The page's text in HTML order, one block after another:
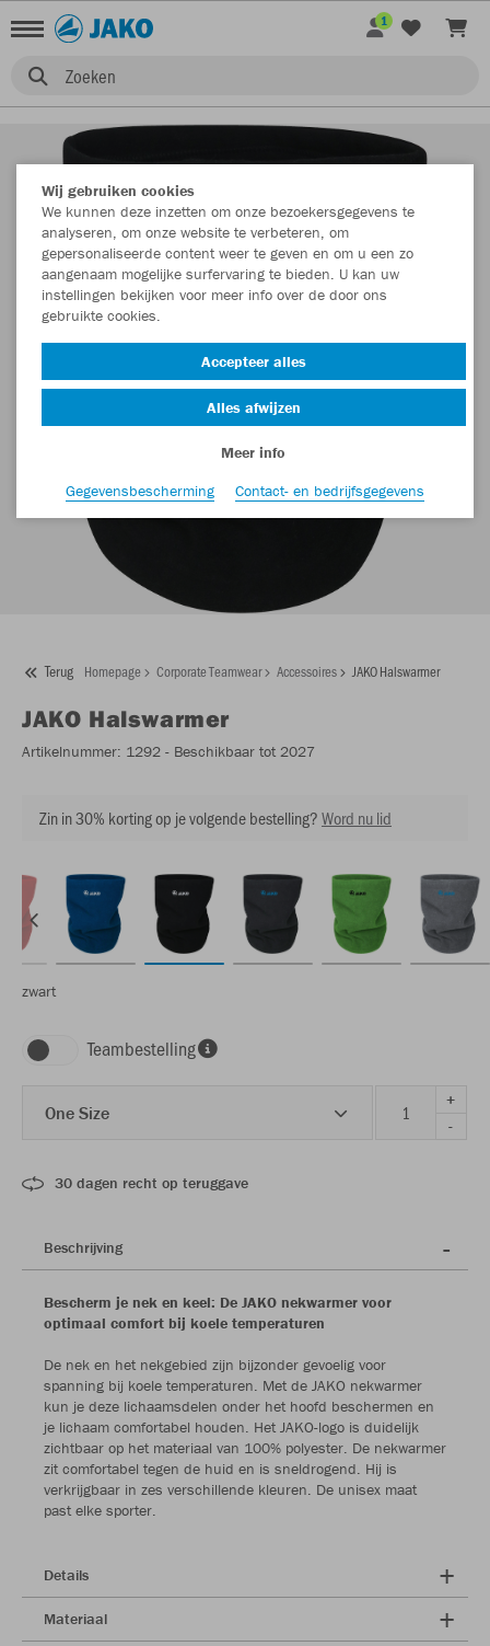
Zoeken
1
Terug Homepage Corporate Teamwear Accessoires JAKO Halswarmer
JAKO Halswarmer
Artikelnummer: 1292 - Beschikbaar tot 2027
Zin in 30% korting op je volgende bestelling?Word nu lid
zwart
Teambestelling
One Size
+
-
30 dagen recht op teruggave
Beschrijving
Bescherm je nek en keel: De JAKO nekwarmer voor
optimaal comfort bij koele temperaturen
De nek en het nekgebied zijn bijzonder gevoelig voor
spanning bij koele temperaturen. Met de JAKO nekwarmer
kun je deze lichaamsdelen onder het hoofd beschermen en
je lichaam comfortabel houden. Het JAKO-logo is duidelijk
zichtbaar op het materiaal van 100% polyester. De nekwarmer
zit comfortabel tegen de huid en is sneldrogend. Hij is
verkrijgbaar in zes verschillende kleuren. De unisex maat
past elke sporter.
Details
Materiaal
Wij gebruiken cookies
We kunnen deze inzetten om onze bezoekersgegevens te
analyseren, om onze website te verbeteren, om
gepersonaliseerde content weer te geven en om u een zo
aangenaam mogelijke surfervaring te bieden. U kan uw
instellingen bekijken voor meer info over de door ons
gebruikte cookies.
Accepteer alles
Alles afwijzen
Meer info
Gegevensbescherming
Contact- en bedrijfsgegevens